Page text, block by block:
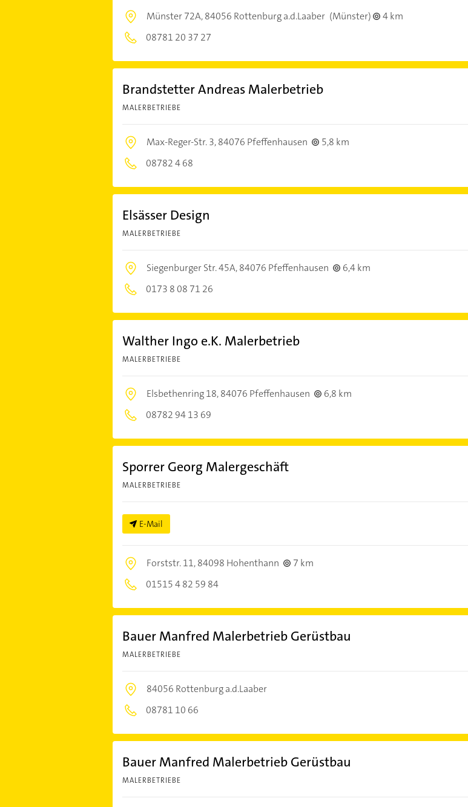
Münster 72A,84056 Rottenburg a.d.Laaber (Münster)
4 km
08781 20 37 27
Brandstetter Andreas Malerbetrieb
MALERBETRIEBE
Max-Reger-Str. 3,84076 Pfeffenhausen
5,8 km
08782 4 68
Elsässer Design
MALERBETRIEBE
Siegenburger Str. 45A,84076 Pfeffenhausen
6,4 km
0173 8 08 71 26
Walther Ingo e.K. Malerbetrieb
MALERBETRIEBE
Elsbethenring 18,84076 Pfeffenhausen
6,8 km
08782 94 13 69
Sporrer Georg Malergeschäft
MALERBETRIEBE
E-Mail
Forststr. 11,84098 Hohenthann
7 km
01515 4 82 59 84
Bauer Manfred Malerbetrieb Gerüstbau
MALERBETRIEBE
84056 Rottenburg a.d.Laaber
08781 10 66
Bauer Manfred Malerbetrieb Gerüstbau
MALERBETRIEBE